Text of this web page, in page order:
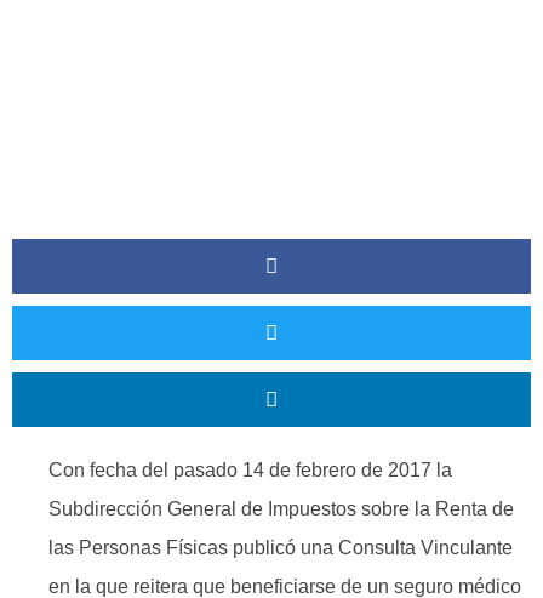
Con fecha del pasado 14 de febrero de 2017 la
Subdirección General de Impuestos sobre la Renta de
las Personas Físicas publicó una Consulta Vinculante
en la que reitera que beneficiarse de un seguro médico